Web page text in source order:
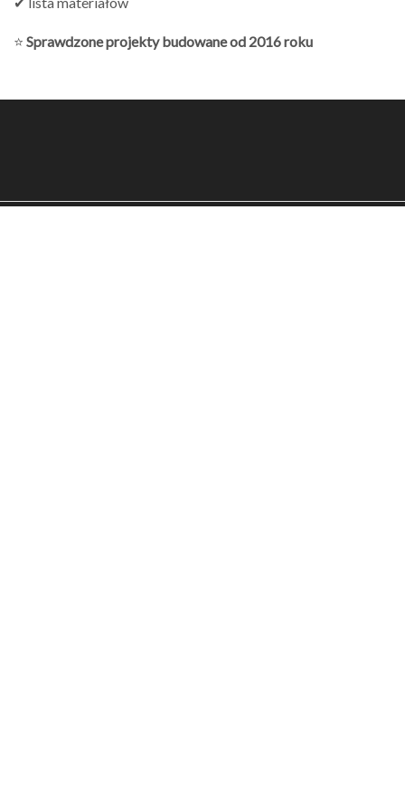
⭐ Sprawdzone projekty budowane od 2016 roku